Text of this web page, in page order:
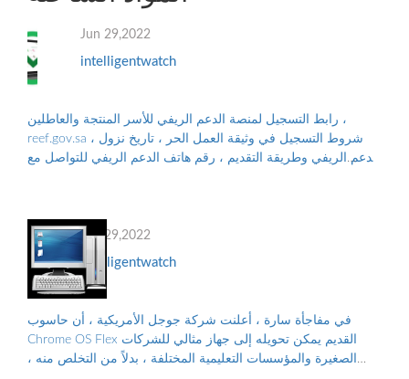
Jun 29,2022
intelligentwatch
رابط التسجيل لمنصة الدعم الريفي للأسر المنتجة والعاطلين ،
reef.gov.sa ، شروط التسجيل في وثيقة العمل الحر ، تاريخ نزول
الدعم الريفي وطريقة التقديم ، رقم هاتف الدعم الريفي للتواصل مع
Jun 29,2022
intelligentwatch
في مفاجأة سارة ، أعلنت شركة جوجل الأمريكية ، أن حاسوب
Chrome OS Flex القديم يمكن تحويله إلى جهاز مثالي للشركات
الصغيرة والمؤسسات التعليمية المختلفة ، بدلاً من التخلص منه ،